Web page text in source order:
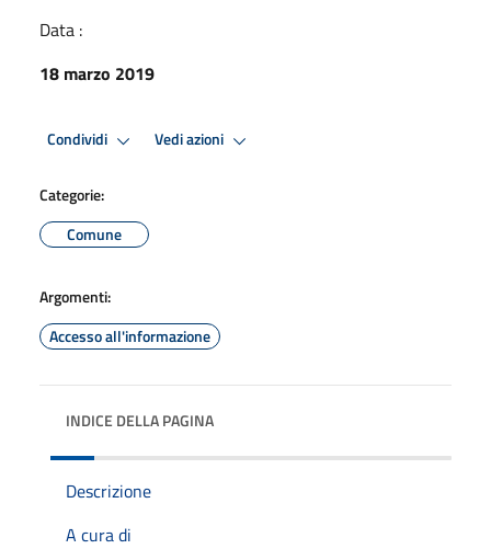
Data :
18 marzo 2019
Condividi Vedi azioni
Categorie:
Comune
Argomenti:
Accesso all'informazione
INDICE DELLA PAGINA
Descrizione
A cura di